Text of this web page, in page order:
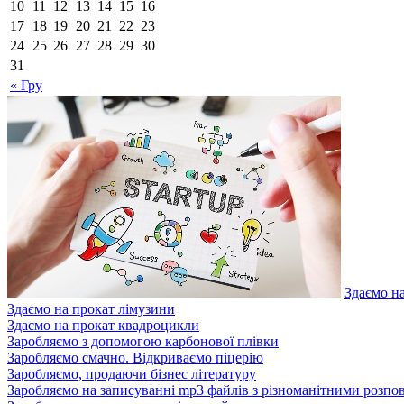
« Гру
10 11 12 13 14 15 16
17 18 19 20 21 22 23
24 25 26 27 28 29 30
31
Здаємо
Здаємо на прокат лімузини
Здаємо на прокат квадроцикли
Заробляємо з допомогою карбонової плівки
Заробляємо смачно. Відкриваємо піцерію
Заробляємо, продаючи бізнес літературу
Заробляємо на записуванні mp3 файлів з різноманітними